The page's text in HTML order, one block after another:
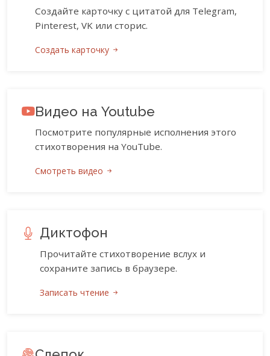
Создайте карточку с цитатой для Telegram,
Pinterest, VK или сторис.
Создать карточку
Видео на Youtube
Посмотрите популярные исполнения этого
стихотворения на YouTube.
Смотреть видео
Диктофон
Прочитайте стихотворение вслух и
сохраните запись в браузере.
Записать чтение